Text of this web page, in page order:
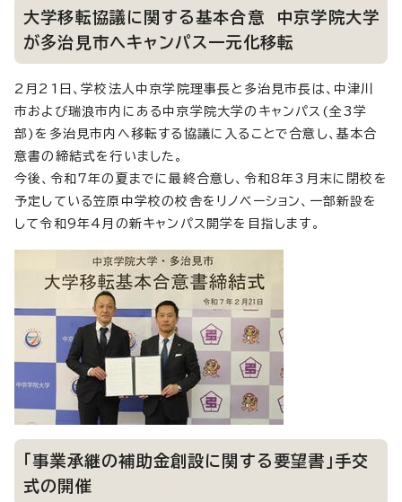
大学移転協議に関する基本合意 中京学院大学
が多治見市へキャンパス一元化移転
2月21日、学校法人中京学院理事長と多治見市長は、中津川
市および瑞浪市内にある中京学院大学のキャンパス(全3学
部)を多治見市内へ移転する協議に入ることで合意し、基本合
意書の締結式を行いました。
今後、令和7年の夏までに最終合意し、令和8年3月末に閉校を
予定している笠原中学校の校舎をリノベーション、一部新設を
して令和9年4月の新キャンパス開学を目指します。
「事業承継の補助金創設に関する要望書」手交
式の開催